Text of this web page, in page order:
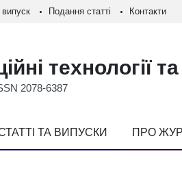
Подання статті Контакти
технології
2078-6387
ТА ВИПУСКИ ПРО